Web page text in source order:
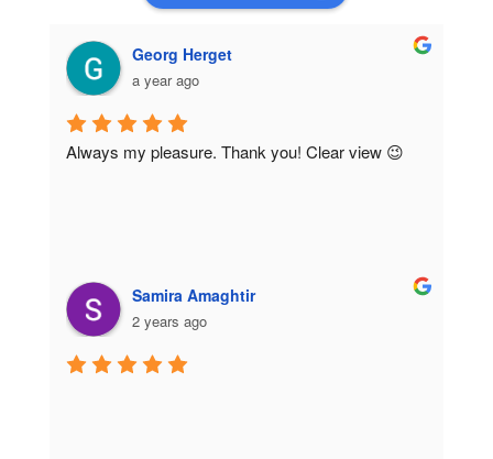
Georg Herget
a year ago
Always my pleasure. Thank you! Clear view 😉
Samira Amaghtir
2 years ago